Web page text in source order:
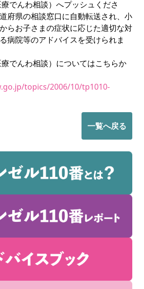
でんわ相談）へプッシュくださ
府県の相談窓口に自動転送され、小
らお子さまの症状に応じた適切な対
病院等のアドバイスを受けられま
でんわ相談）についてはこちらか
topics/2006/10/tp1010-
一覧へ戻る